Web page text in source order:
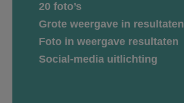
20 foto’s
Grote weergave in resultaten
Foto in weergave resultaten
Social-media uitlichting